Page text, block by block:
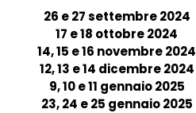
26 e 27 settembre 2024
17 e 18 ottobre 2024
14, 15 e 16 novembre 2024
12, 13 e 14 dicembre 2024
9, 10 e 11 gennaio 2025
23, 24 e 25 gennaio 2025